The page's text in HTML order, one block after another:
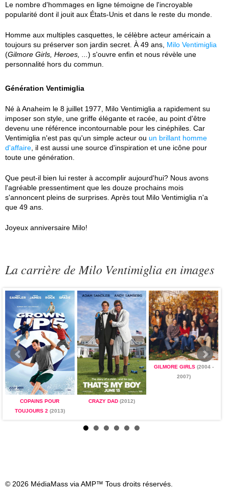
Le nombre d'hommages en ligne témoigne de l'incroyable
popularité dont il jouit aux États-Unis et dans le reste du monde.
Homme aux multiples casquettes, le célèbre acteur américain a
toujours su préserver son jardin secret. À 49 ans, Milo Ventimiglia
(Gilmore Girls, Heroes, ... ) s'ouvre enfin et nous révèle une
personnalité hors du commun.
Génération Ventimiglia
Né à Anaheim le 8 juillet 1977, Milo Ventimiglia a rapidement su
imposer son style, une griffe élégante et racée, au point d'être
devenu une référence incontournable pour les cinéphiles. Car
Ventimiglia n'est pas qu'un simple acteur ou un brillant homme
d'affaire , il est aussi une source d'inspiration et une icône pour
toute une génération.
Que peut-il bien lui rester à accomplir aujourd'hui? Nous avons
l'agréable pressentiment que les douze prochains mois
s'annoncent pleins de surprises. Après tout Milo Ventimiglia n'a
que 49 ans.
Joyeux anniversaire Milo!
La carrière de Milo Ventimiglia en images
COPAINS POUR
TOUJOURS 2(2013)
CRAZY DAD(2012)
GILMORE GIRLS(2004 -
2007)
© 2026 MédiaMass via AMP™ Tous droits réservés.